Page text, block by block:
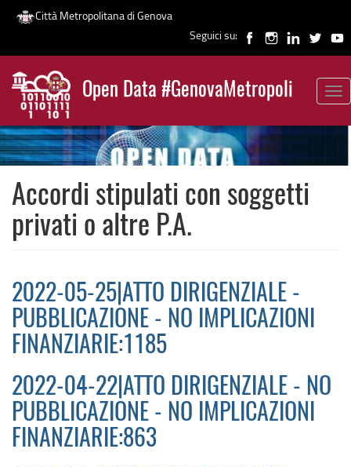
Salta
contenuto
principale
Città Metropolitana di Genova
Seguici su:
Open Data #GenovaMetropoli
News
Accordi stipulati con soggetti
privati o altre P.A.
2022-05-25|ATTO DIRIGENZIALE -
PUBBLICAZIONE - NO IMPLICAZIONI
FINANZIARIE:1185
2022-04-22|ATTO DIRIGENZIALE - NO
PUBBLICAZIONE - NO IMPLICAZIONI
FINANZIARIE:863